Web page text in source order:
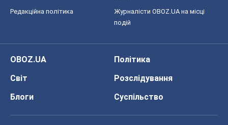
Редакційна політика
Журналісти OBOZ.UA на місці
подій
OBOZ.UA
Політика
Світ
Розслідування
Блоги
Суспільство